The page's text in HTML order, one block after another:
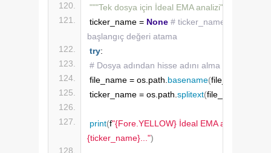
"""Tek dosya için İdeal EMA analizi"""
ticker_name = None # ticker_name değişkeni
başlangıç değeri atama
try:
# Dosya adından hisse adını alma
file_name = os.path. basename(file_path
ticker_name = os.path. splitext(file_name
print(f"{Fore.YELLOW} İdeal EMA analizi:
{ticker_name}...")